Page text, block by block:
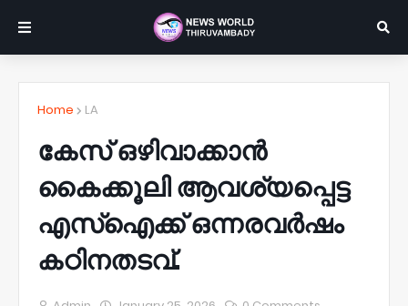
Home LA
കേസ് ഒഴിവാക്കാന്‍
കൈക്കൂലി ആവശ്യപ്പെട്ട
എസ്‌ഐക്ക് ഒന്നരവര്‍ഷം
കഠിനതടവ്.